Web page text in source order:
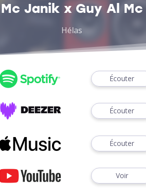
Mc Janik x Guy Al Mc
Hélas
Écouter
Écouter
Écouter
Voir